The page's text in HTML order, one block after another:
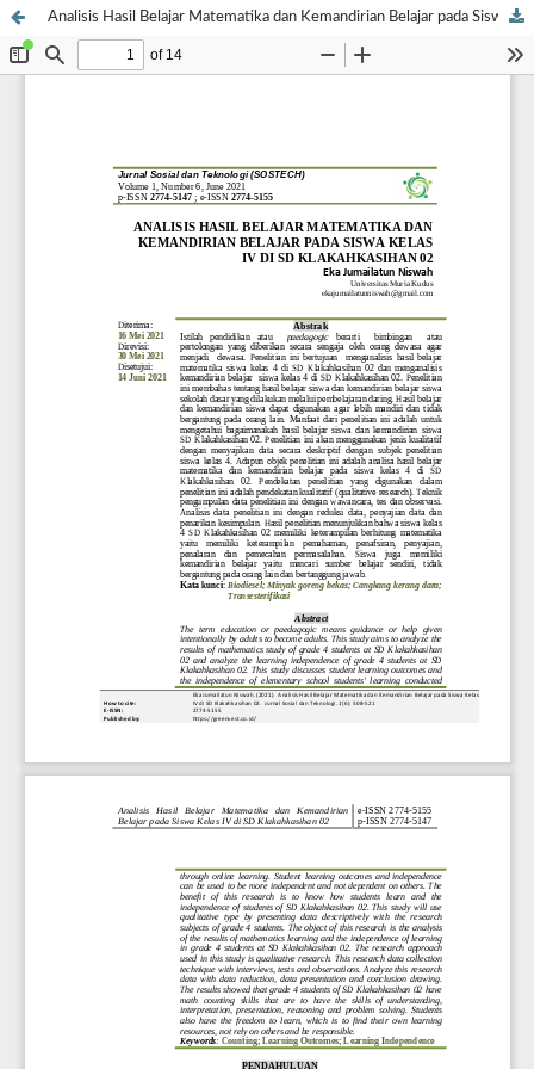
Analisis Hasil Belajar Matematika dan Kemandirian Belajar pada Siswa Kelas IV di SD Klakahkasihan 02